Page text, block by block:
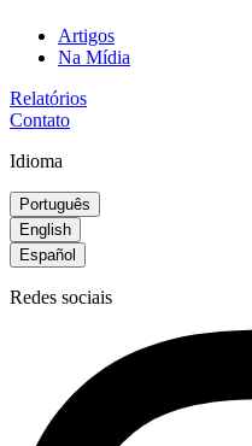
Artigos
Na Mídia
Relatórios
Contato
Idioma
Português
English
Español
Redes sociais